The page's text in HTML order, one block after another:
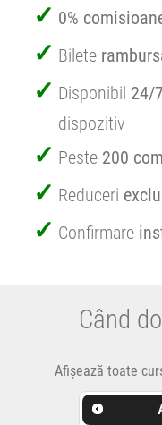
0%
Bilete
Disponibil 24/7
dispozitiv
Peste 200
Reduceri
Confirmare
Când
Afișează toate